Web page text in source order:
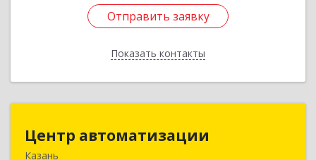
Отправить заявку
Показать контакты
Отправить заявку
Назад
Центр автоматизации
Казань